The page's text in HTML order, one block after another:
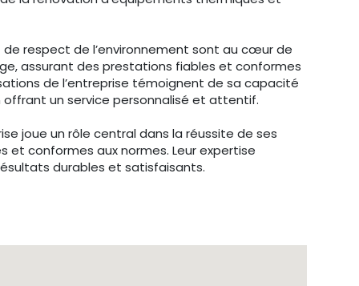
respect de l’environnement sont au cœur de
assurant des prestations fiables et conformes
de l’entreprise témoignent de sa capacité
un service personnalisé et attentif.
joue un rôle central dans la réussite de ses
conformes aux normes. Leur expertise
durables et satisfaisants.